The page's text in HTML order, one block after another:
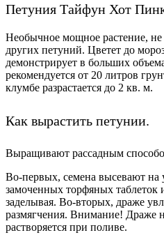
Петуния Тайфун Хот
Необычное мощное растение,
других петуний. Цветет до
демонстрирует в больших
рекомендуется от 20 литров
клумбе разрастается до 2 кв. м.
Как вырастить петунии.
Выращивают рассадным
Во-первых, семена высевают на
замоченных торфяных таблеток
заделывая. Во-вторых, драже
размягчения. Внимание! Драже
растворяется при поливе.